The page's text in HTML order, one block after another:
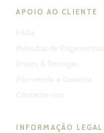
APOIO AO CLIENTE
INFORMAÇÃO LEGAL